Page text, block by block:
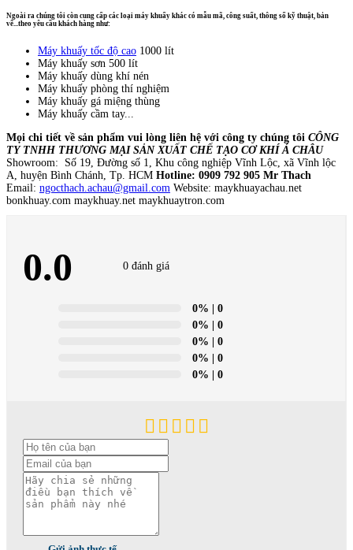
Ngoài ra chúng tôi còn cung cấp các loại máy khuấy khác có mẫu mã, công suất, thông số kỹ thuật, bản
vẽ...theo yêu cầu khách hàng như:
Máy khuấy tốc độ cao 1000 lít
Máy khuấy sơn 500 lít
Máy khuấy dùng khí nén
Máy khuấy phòng thí nghiệm
Máy khuấy gá miệng thùng
Máy khuấy cầm tay...
Mọi chi tiết về sản phẩm vui lòng liên hệ với công ty chúng tôi CÔNG
TY TNHH THƯƠNG MẠI SẢN XUẤT CHẾ TẠO CƠ KHÍ Á CHÂU
Showroom: Số 19, Đường số 1, Khu công nghiệp Vĩnh Lộc, xã Vĩnh lộc
A, huyện Bình Chánh, Tp. HCM Hotline: 0909 792 905 Mr Thach
Email: ngocthach.achau@gmail.com Website: maykhuayachau.net
bonkhuay.com maykhuay.net maykhuaytron.com
0.0 0 đánh giá
0% | 0
0% | 0
0% | 0
0% | 0
0% | 0